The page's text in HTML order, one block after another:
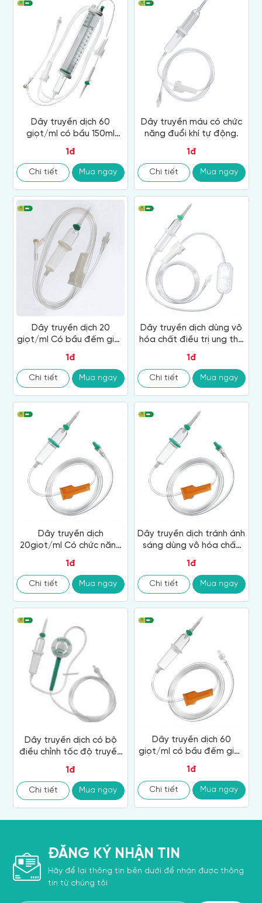
Dây truyền dịch 60
giọt/ml có bầu 150ml
dùng pha thuốc
1đ
Chi tiết Mua ngay
Dây truyền máu có chức
năng đuổi khí tự động.
1đ
Chi tiết Mua ngay
Dây truyền dịch 20
giọt/ml Có bầu đếm giọt
2 ngăn (cứng - mềm)
Không có chất phụ gia
DEHP
1đ
Chi tiết Mua ngay
Dây truyền dịch dùng vô
hóa chất điều trị ung thư
có màng lọc hóa chất
0.2µm Chất liệu không
chứa PV
1đ
Chi tiết Mua ngay
Dây truyền dịch
20giot/ml Có chức năng
đuổi khí tự động và khóa
dịch tự động, đầu khóa
Luer lock
1đ
Chi tiết Mua ngay
Dây truyền dịch tránh ánh
sáng dùng vô hóa chất
điều trị ung thư
1đ
Chi tiết Mua ngay
Dây truyền dịch có bộ
điều chỉnh tốc độ truyền
tốc độ truyền từ 10ml/h-
250ml
1đ
Chi tiết Mua ngay
Dây truyền dịch 60
giọt/ml có bầu đếm giọt
2 ngăn (cứng - mềm), có
khóa luer lock, không
chứa DEHP
1đ
Chi tiết Mua ngay
ĐĂNG KÝ NHẬN TIN
Hãy để lại thông tin bên dưới để nhận được thông
tin từ chúng tôi